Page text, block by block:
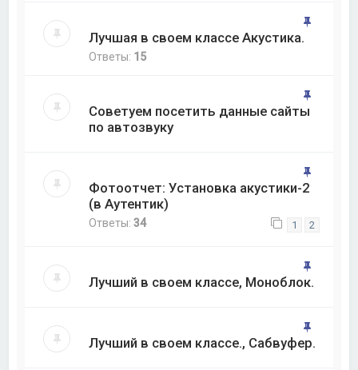
Лучшая в своем классе Акустика.
Ответы: 15
Советуем посетить данные сайты
по автозвуку
Фотоотчет: Установка акустики-2
(в Аутентик)
Ответы:34 1 2
Лучший в своем классе, Моноблок.
Лучший в своем классе., Сабвуфер.